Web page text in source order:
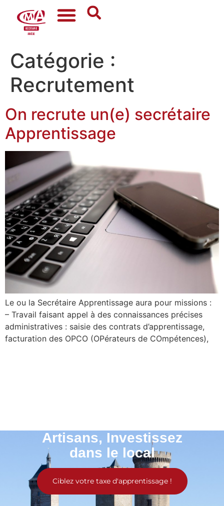
Catégorie :
Recrutement
On recrute un(e) secrétaire
Apprentissage
Le ou la Secrétaire Apprentissage aura pour missions :
– Travail faisant appel à des connaissances précises
administratives : saisie des contrats d’apprentissage,
facturation des OPCO (OPérateurs de COmpétences),
Artisans, Investissez
dans le local
Ciblez votre taxe d'apprentissage !